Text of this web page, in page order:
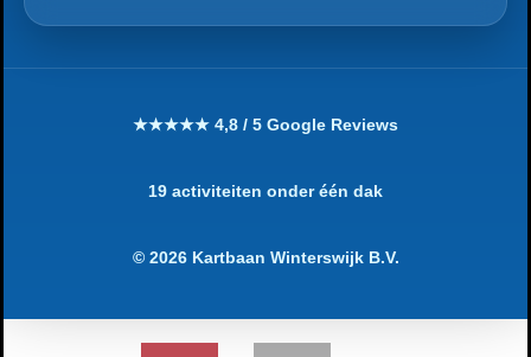
★★★★★ 4,8 / 5 Google Reviews
19 activiteiten onder één dak
© 2026 Kartbaan Winterswijk B.V.